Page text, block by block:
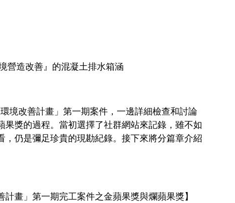
營造改善』的混凝土排水箱涵
環境改善計畫」第一期案件，一邊詳細檢查和討論
獎的過程。當初選擇了社群網站來記錄，雖不如
仍是彌足珍貴的現勘紀錄。接下來將分篇章介紹
畫」第一期完工案件之金蘋果獎與爛蘋果獎】